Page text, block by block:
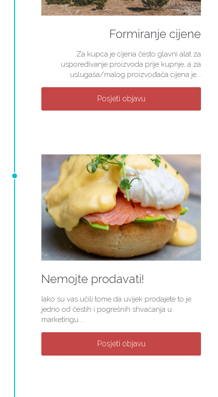
Formiranje cijene
Za kupca je cijena često glavni alat za
uspoređivanje proizvoda prije kupnje, a za
uslugaša/malog proizvođača cijena je...
Posjeti objavu
Nemojte prodavati!
Iako su vas učili tome da uvijek prodajete to je
jedno od čestih i pogrešnih shvaćanja u
marketingu....
Posjeti objavu